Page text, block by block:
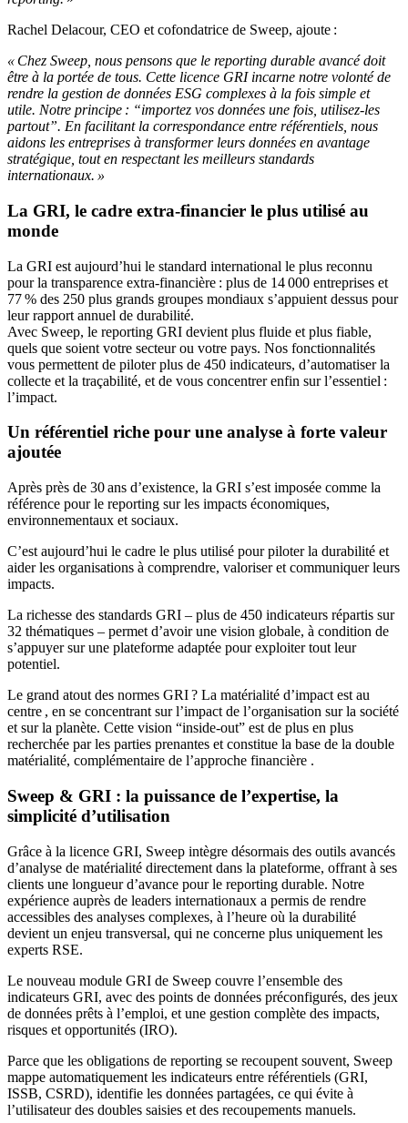
Rachel Delacour, CEO et cofondatrice de Sweep, ajoute :
« Chez Sweep, nous pensons que le reporting durable avancé doit
être à la portée de tous. Cette licence GRI incarne notre volonté de
rendre la gestion de données ESG complexes à la fois simple et
utile. Notre principe : “importez vos données une fois, utilisez-les
partout”. En facilitant la correspondance entre référentiels, nous
aidons les entreprises à transformer leurs données en avantage
stratégique, tout en respectant les meilleurs standards
internationaux. »
La GRI, le cadre extra-financier le plus utilisé au
monde
La GRI est aujourd’hui le standard international le plus reconnu
pour la transparence extra-financière : plus de 14 000 entreprises et
77 % des 250 plus grands groupes mondiaux s’appuient dessus pour
leur rapport annuel de durabilité.
Avec Sweep, le reporting GRI devient plus fluide et plus fiable,
quels que soient votre secteur ou votre pays. Nos fonctionnalités
vous permettent de piloter plus de 450 indicateurs, d’automatiser la
collecte et la traçabilité, et de vous concentrer enfin sur l’essentiel :
l’impact.
Un référentiel riche pour une analyse à forte valeur
ajoutée
Après près de 30 ans d’existence, la GRI s’est imposée comme la
référence pour le reporting sur les impacts économiques,
environnementaux et sociaux.
C’est aujourd’hui le cadre le plus utilisé pour piloter la durabilité et
aider les organisations à comprendre, valoriser et communiquer leurs
impacts.
La richesse des standards GRI – plus de 450 indicateurs répartis sur
32 thématiques – permet d’avoir une vision globale, à condition de
s’appuyer sur une plateforme adaptée pour exploiter tout leur
potentiel.
Le grand atout des normes GRI ? La matérialité d’impact est au
centre , en se concentrant sur l’impact de l’organisation sur la société
et sur la planète. Cette vision “inside-out” est de plus en plus
recherchée par les parties prenantes et constitue la base de la double
matérialité, complémentaire de l’approche financière .
Sweep & GRI : la puissance de l’expertise, la
simplicité d’utilisation
Grâce à la licence GRI, Sweep intègre désormais des outils avancés
d’analyse de matérialité directement dans la plateforme, offrant à ses
clients une longueur d’avance pour le reporting durable. Notre
expérience auprès de leaders internationaux a permis de rendre
accessibles des analyses complexes, à l’heure où la durabilité
devient un enjeu transversal, qui ne concerne plus uniquement les
experts RSE.
Le nouveau module GRI de Sweep couvre l’ensemble des
indicateurs GRI, avec des points de données préconfigurés, des jeux
de données prêts à l’emploi, et une gestion complète des impacts,
risques et opportunités (IRO).
Parce que les obligations de reporting se recoupent souvent, Sweep
mappe automatiquement les indicateurs entre référentiels (GRI,
ISSB, CSRD), identifie les données partagées, ce qui évite à
l’utilisateur des doubles saisies et des recoupements manuels.